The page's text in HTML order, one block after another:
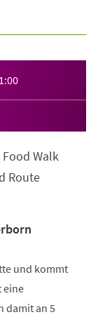
Walk
Route
und kommt
eine
damit an 5